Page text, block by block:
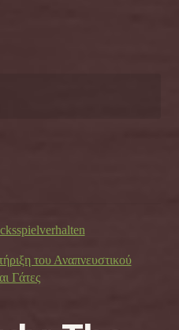
του Αναπνευστικού
Γάτες